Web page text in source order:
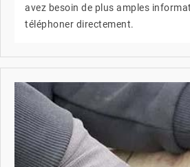
avez besoin de plus amples
téléphoner directement.